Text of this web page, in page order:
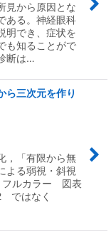
見から原因とな
ある。神経眼科
明でき、症状を
も知ることがで
断は…
ら三次元を作り
，「有限から無
よる弱視・斜視
ルカラー 図表
ではなく